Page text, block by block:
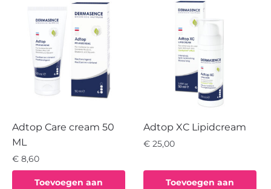
Adtop Care cream 50
ML
€ 8,60
Toevoegen aan
Adtop XC Lipidcream
€ 25,00
Toevoegen aan